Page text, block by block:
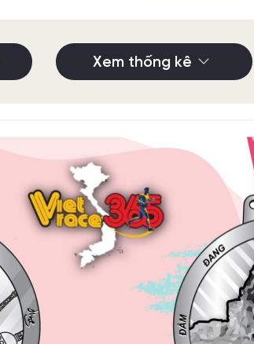
Xem thống kê